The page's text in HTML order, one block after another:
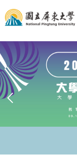
跳
到
要
內
容
區